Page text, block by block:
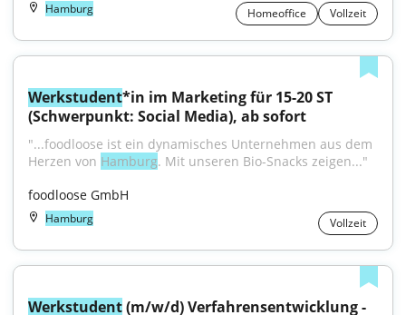
Hamburg Homeoffice Vollzeit
Werkstudent*in im Marketing für 15-20 ST
(Schwerpunkt: Social Media), ab sofort
"...foodloose ist ein dynamisches Unternehmen aus dem
Herzen von Hamburg. Mit unseren Bio-Snacks zeigen..."
foodloose GmbH
Hamburg Vollzeit
Werkstudent (m/w/d) Verfahrensentwicklung -